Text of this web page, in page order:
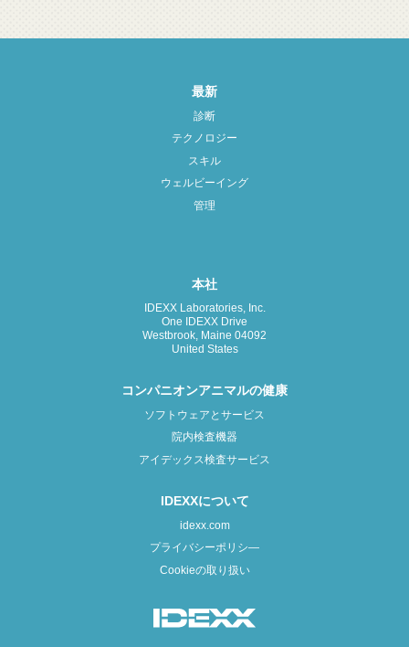
最新
診断
テクノロジー
スキル
ウェルビーイング
管理
本社
IDEXX Laboratories, Inc.
One IDEXX Drive
Westbrook, Maine 04092
United States
コンパニオンアニマルの健康
ソフトウェアとサービス
院内検査機器
アイデックス検査サービス
IDEXXについて
idexx.com
プライバシーポリシ―
Cookieの取り扱い